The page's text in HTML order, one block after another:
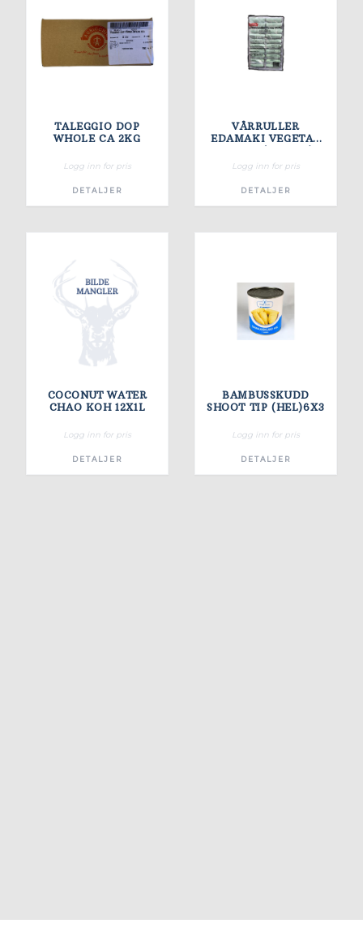
TALEGGIO DOP
WHOLE CA 2KG
Logg inn for pris
DETALJER
VÅRRULLER
EDAMAKI VEGETAR
Logg inn for pris
DETALJER
COCONUT WATER
CHAO KOH 12X1L
Logg inn for pris
DETALJER
BAMBUSSKUDD
SHOOT TIP (HEL)6X3
Logg inn for pris
DETALJER